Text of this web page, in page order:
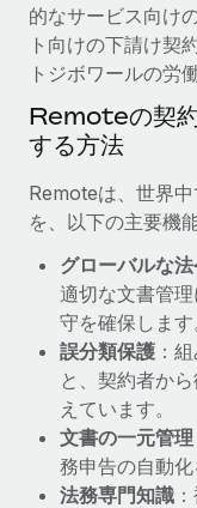
バックグラウン
候補者の選考プロ
Compliance
コンプライアンス
デバイス管理
ITデバイスを世界
法人設立
法令順守した法人
移住・転勤
従業員の異動をス
福利厚生
従業員の福利厚生
活用事例
と戦略的提携
Reverse Techの概
Reverse...
詳細を見る
AIのパイオニア
い、どのように
のか
Weaviateの概要...
詳細を見る
サポートを依頼す
すべてのリソース
ブログ
グローバル給与処
EORおよびPEO
契約社員管理
税務
ブログを読む
ブログ
的なサービス向け
ト向けの下請け契
トジボワールの労
Remoteの契
する方法
Remoteは、世界
を、以下の主要機
グローバルな
適切な文書管
守を確保します
誤分類保護 ：
と、契約者か
えています。
文書の一元管理
務申告の自動化
法務専門知識